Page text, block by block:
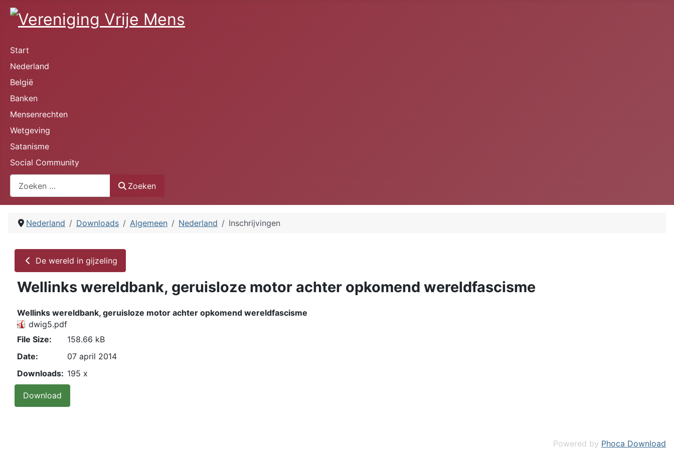
Start
Nederland
België
Banken
Mensenrechten
Wetgeving
Satanisme
Social Community
Zoeken
Nederland Downloads Algemeen Nederland Inschrijvingen
De wereld in gijzeling
Wellinks wereldbank, geruisloze motor achter opkomend wereldfascisme
Wellinks wereldbank, geruisloze motor achter opkomend wereldfascisme
dwig5.pdf
File Size:
158.66 kB
Date:
07 april 2014
Downloads: 195 x
Powered by Phoca Download